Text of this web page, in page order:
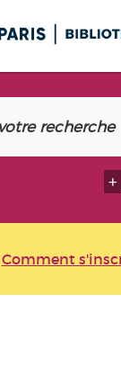
Comment